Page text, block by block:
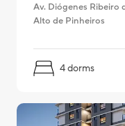
Pelo mapa
2016
2014
Av. Diógenes Ribeiro
Alto de Pinheiros
4 dorms